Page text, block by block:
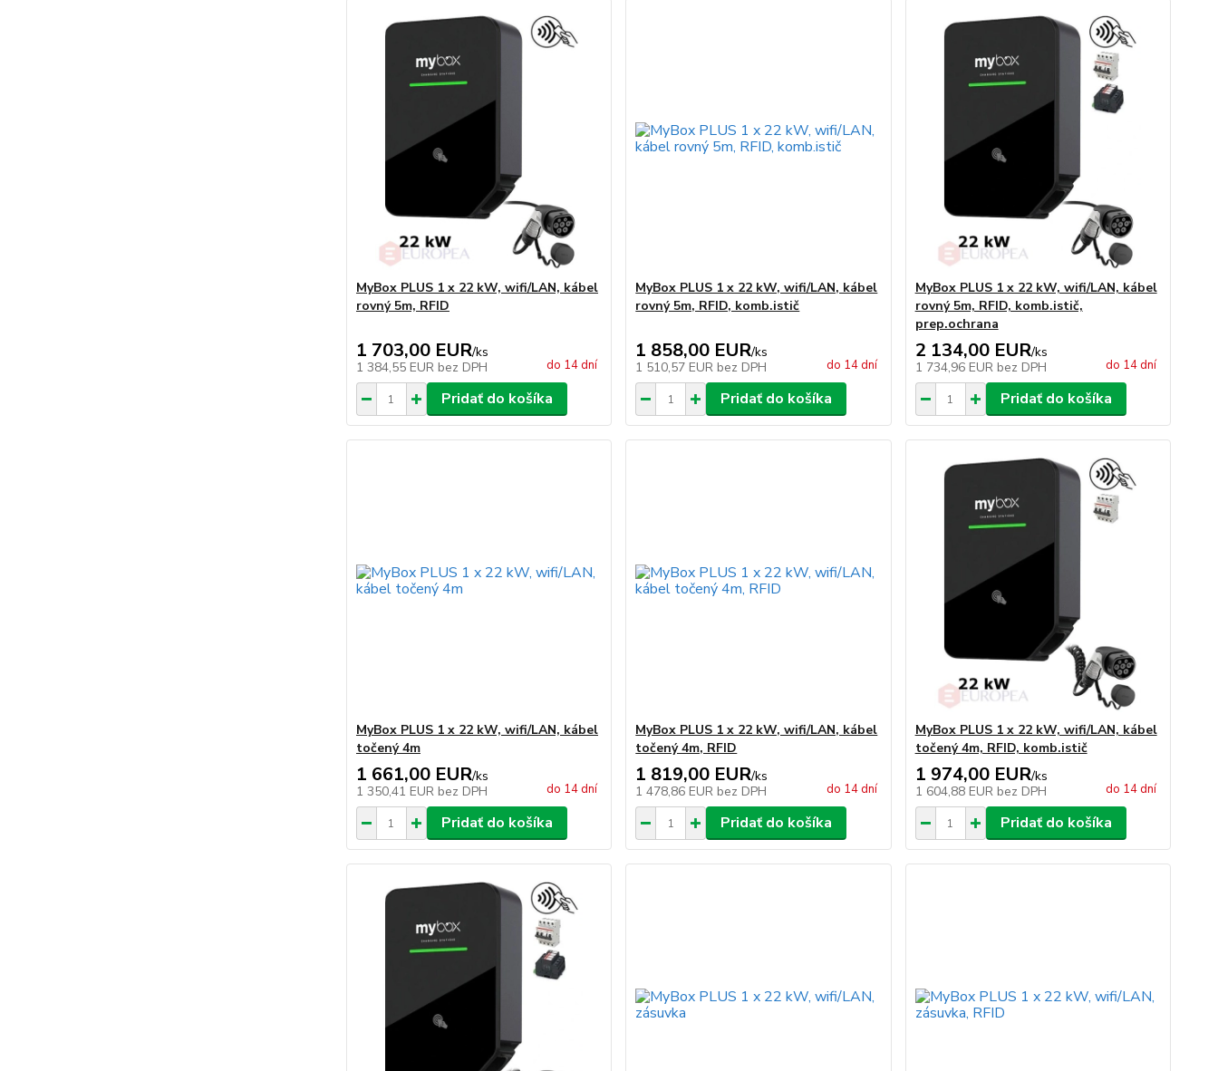
MyBox PLUS 1 x 22 kW, wifi/LAN, kábel
rovný 5m, RFID
1 703,00 EUR/ks
1 384,55 EUR bez DPH do 14 dní
Pridať do košíka
MyBox PLUS 1 x 22 kW, wifi/LAN, kábel
rovný 5m, RFID, komb.istič
1 858,00 EUR/ks
1 510,57 EUR bez DPH do 14 dní
Pridať do košíka
MyBox PLUS 1 x 22 kW, wifi/LAN, kábel
rovný 5m, RFID, komb.istič,
prep.ochrana
2 134,00 EUR/ks
1 734,96 EUR bez DPH do 14 dní
Pridať do košíka
MyBox PLUS 1 x 22 kW, wifi/LAN, kábel
točený 4m
1 661,00 EUR/ks
1 350,41 EUR bez DPH do 14 dní
Pridať do košíka
MyBox PLUS 1 x 22 kW, wifi/LAN, kábel
točený 4m, RFID
1 819,00 EUR/ks
1 478,86 EUR bez DPH do 14 dní
Pridať do košíka
MyBox PLUS 1 x 22 kW, wifi/LAN, kábel
točený 4m, RFID, komb.istič
1 974,00 EUR/ks
1 604,88 EUR bez DPH do 14 dní
Pridať do košíka